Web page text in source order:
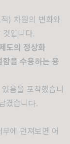
) 차원의 변화와
입니다.
도의 정상화
을 수용하는 용
음을 포착했습니
겼습니다.
에 던져보면 어